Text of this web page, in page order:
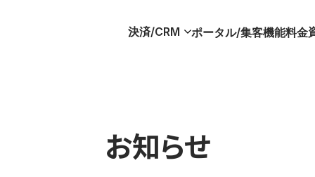
決済/CRM ポータル/集客機能料金
お知らせ